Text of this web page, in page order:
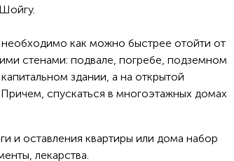
как можно быстрее отойти от
стенами: подвале, погребе, подземном
здании, а на открытой
спускаться в многоэтажных домах
и оставления квартиры или дома набор
лекарства.